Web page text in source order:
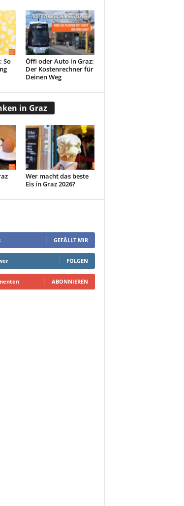
So
Öffi oder Auto in Graz:
Der Kostenrechner für
Deinen Weg
in Graz
Wer macht das beste
Eis in Graz 2026?
GEFÄLLT MIR
FOLGEN
ABONNIEREN